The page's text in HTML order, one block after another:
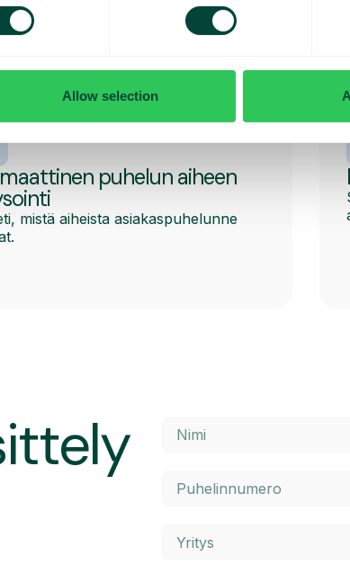
Allow selection
puhelun aiheen
mistä aiheista asiakaspuhelunne